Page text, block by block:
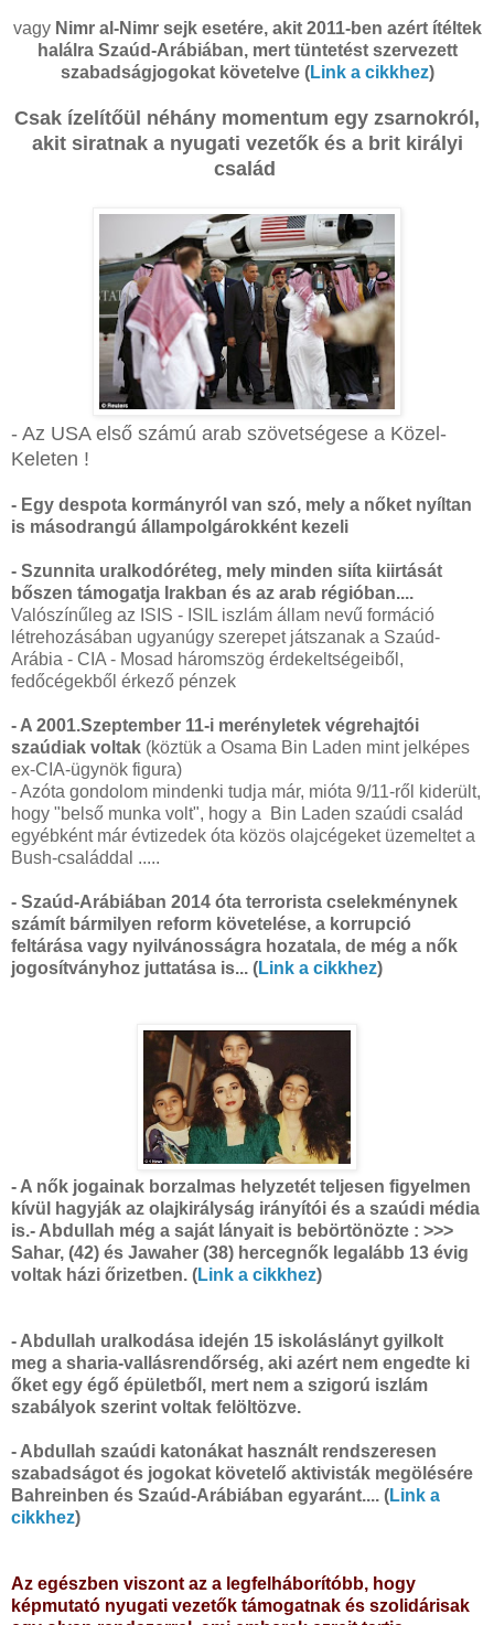
vagy Nimr al-Nimr sejk esetére, akit 2011-ben azért ítéltek
halálra Szaúd-Arábiában, mert tüntetést szervezett
szabadságjogokat követelve (Link a cikkhez)
Csak ízelítőül néhány momentum egy zsarnokról,
akit siratnak a nyugati vezetők és a brit királyi
család
- Az USA első számú arab szövetségese a Közel-
Keleten !
- Egy despota kormányról van szó, mely a nőket nyíltan
is másodrangú állampolgárokként kezeli
- Szunnita uralkodóréteg, mely minden siíta kiirtását
bőszen támogatja Irakban és az arab régióban....
Valószínűleg az ISIS - ISIL iszlám állam nevű formáció
létrehozásában ugyanúgy szerepet játszanak a Szaúd-
Arábia - CIA - Mosad háromszög érdekeltségeiből,
fedőcégekből érkező pénzek
- A 2001.Szeptember 11-i merényletek végrehajtói
szaúdiak voltak (köztük a Osama Bin Laden mint jelképes
ex-CIA-ügynök figura)
- Azóta gondolom mindenki tudja már, mióta 9/11-ről kiderült,
hogy "belső munka volt", hogy a Bin Laden szaúdi család
egyébként már évtizedek óta közös olajcégeket üzemeltet a
Bush-családdal .....
- Szaúd-Arábiában 2014 óta terrorista cselekménynek
számít bármilyen reform követelése, a korrupció
feltárása vagy nyilvánosságra hozatala, de még a nők
jogosítványhoz juttatása is... (Link a cikkhez)
- A nők jogainak borzalmas helyzetét teljesen figyelmen
kívül hagyják az olajkirályság irányítói és a szaúdi média
is.- Abdullah még a saját lányait is bebörtönözte : >>>
Sahar, (42) és Jawaher (38) hercegnők legalább 13 évig
voltak házi őrizetben. (Link a cikkhez)
- Abdullah uralkodása idején 15 iskoláslányt gyilkolt
meg a sharia-vallásrendőrség, aki azért nem engedte ki
őket egy égő épületből, mert nem a szigorú iszlám
szabályok szerint voltak felöltözve.
- Abdullah szaúdi katonákat használt rendszeresen
szabadságot és jogokat követelő aktivisták megölésére
Bahreinben és Szaúd-Arábiában egyaránt.... (Link a
cikkhez)
Az egészben viszont az a legfelháborítóbb, hogy
képmutató nyugati vezetők támogatnak és szolidárisak